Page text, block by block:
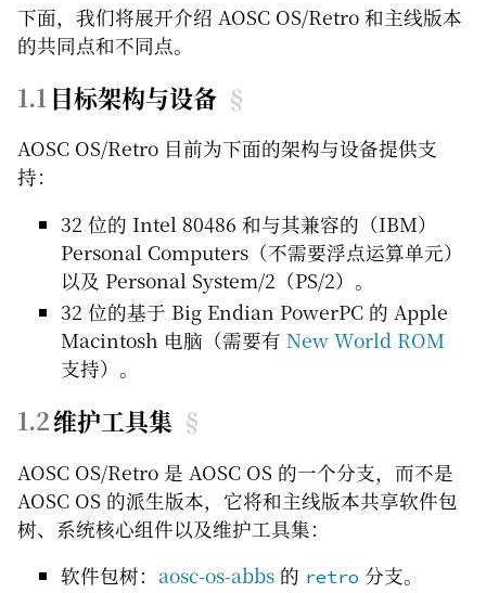
下面，我们将展开介绍 AOSC OS/Retro 和主线版本
的共同点和不同点。
目标架构与设备 §
AOSC OS/Retro 目前为下面的架构与设备提供支
持：
32 位的 Intel 80486 和与其兼容的（IBM）
Personal Computers（不需要浮点运算单元）
以及 Personal System/2（PS/2）。
32 位的基于 Big Endian PowerPC 的 Apple
Macintosh 电脑（需要有 New World ROM
支持）。
维护工具集 §
AOSC OS/Retro 是 AOSC OS 的一个分支，而不是
AOSC OS 的派生版本，它将和主线版本共享软件包
树、系统核心组件以及维护工具集：
软件包树： aosc-os-abbs 的 retro 分支。